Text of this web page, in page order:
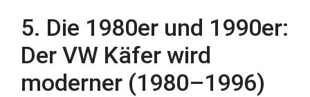
5. Die 1980er und 1990er:
Der VW Käfer wird
moderner (1980–1996)